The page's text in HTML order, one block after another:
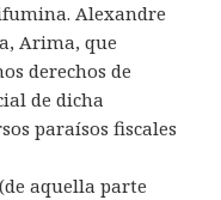
Alexandre
Arima, que
derechos de
de dicha
paraísos fiscales
aquella parte